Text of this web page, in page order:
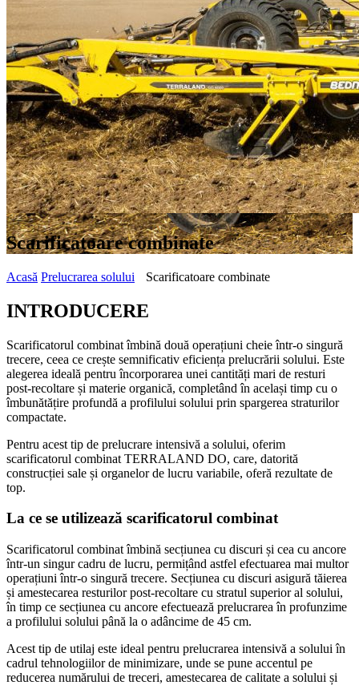
Scarificatoare combinate
Acasă Prelucrarea solului Scarificatoare combinate
INTRODUCERE
Scarificatorul combinat îmbină două operațiuni cheie într-o singură
trecere, ceea ce crește semnificativ eficiența prelucrării solului. Este
alegerea ideală pentru încorporarea unei cantități mari de resturi
post-recoltare și materie organică, completând în același timp cu o
îmbunătățire profundă a profilului solului prin spargerea straturilor
compactate.
Pentru acest tip de prelucrare intensivă a solului, oferim
scarificatorul combinat TERRALAND DO, care, datorită
construcției sale și organelor de lucru variabile, oferă rezultate de
top.
La ce se utilizează scarificatorul combinat
Scarificatorul combinat îmbină secțiunea cu discuri și cea cu ancore
într-un singur cadru de lucru, permițând astfel efectuarea mai multor
operațiuni într-o singură trecere. Secțiunea cu discuri asigură tăierea
și amestecarea resturilor post-recoltare cu stratul superior al solului,
în timp ce secțiunea cu ancore efectuează prelucrarea în profunzime
a profilului solului până la o adâncime de 45 cm.
Acest tip de utilaj este ideal pentru prelucrarea intensivă a solului în
cadrul tehnologiilor de minimizare, unde se pune accentul pe
reducerea numărului de treceri, amestecarea de calitate a solului și